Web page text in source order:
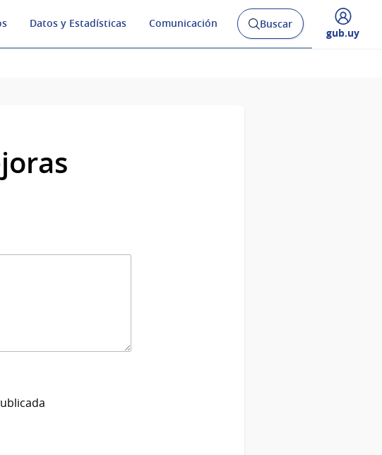
Datos y Estadísticas Comunicación
Abrir
buscador
Buscar
Desplegar
gub.uy